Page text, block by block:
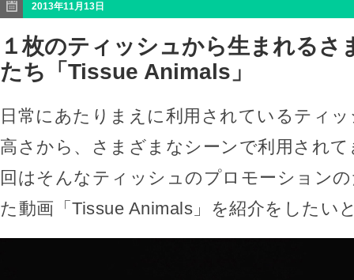
2013年11月13日
１枚のティッシュから生まれるさ
たち「Tissue Animals」
日常にあたりまえに利用されているティ
高さから、さまざまなシーンで利用され
回はそんなティッシュのプロモーション
た動画「Tissue Animals」を紹介をしたい